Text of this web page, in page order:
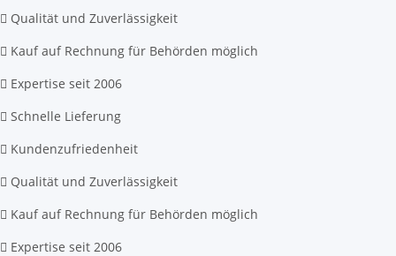
Qualität und Zuverlässigkeit
Kauf auf Rechnung für Behörden möglich
Expertise seit 2006
Schnelle Lieferung
Kundenzufriedenheit
Qualität und Zuverlässigkeit
Kauf auf Rechnung für Behörden möglich
Expertise seit 2006